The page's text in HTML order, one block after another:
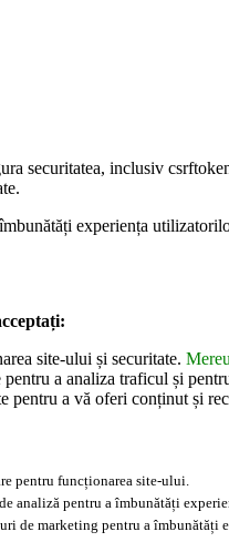
securitatea, inclusiv
experiența
site-ului și securitate.
a analiza traficul și
a vă oferi conținut și
pentru funcționarea site-ului.
analiză pentru a îmbunătăți
de marketing pentru a îmbunătăți